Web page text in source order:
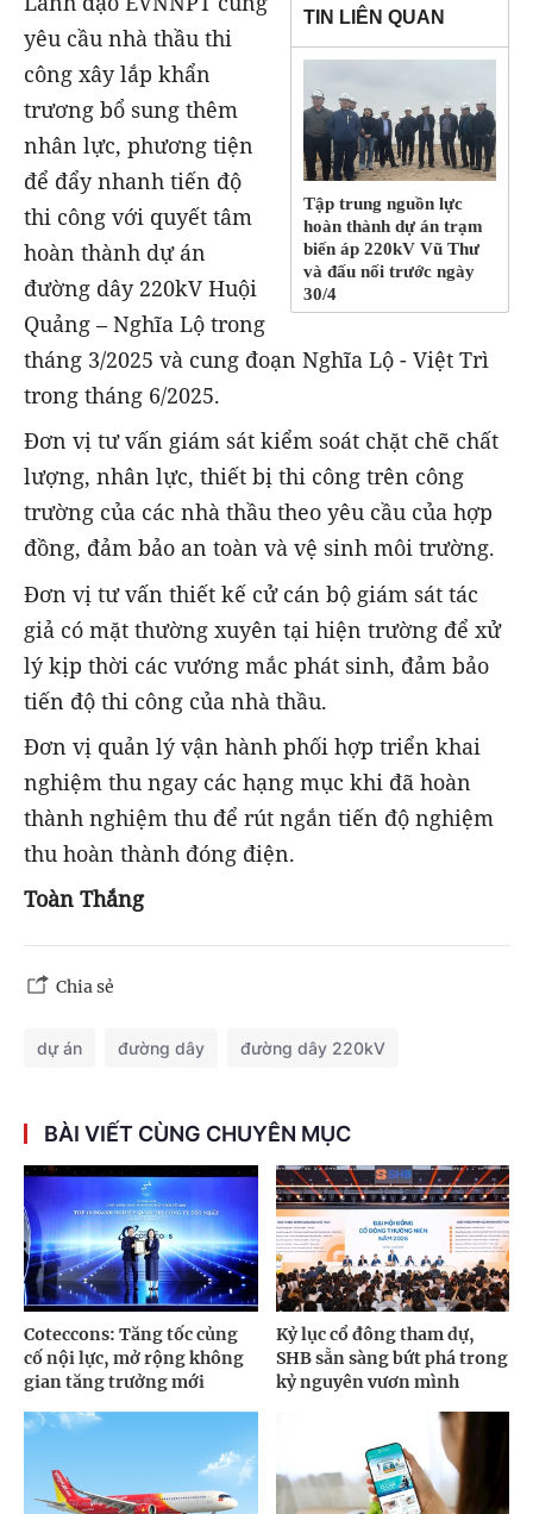
TIN LIÊN QUAN
Tập trung nguồn lực
hoàn thành dự án trạm
biến áp 220kV Vũ Thư
và đấu nối trước ngày
30/4
yêu cầu nhà thầu thi
công xây lắp khẩn
trương bổ sung thêm
nhân lực, phương tiện
để đẩy nhanh tiến độ
thi công với quyết tâm
hoàn thành dự án
đường dây 220kV Huội
Quảng – Nghĩa Lộ trong
tháng 3/2025 và cung đoạn Nghĩa Lộ - Việt Trì
trong tháng 6/2025.
Đơn vị tư vấn giám sát kiểm soát chặt chẽ chất
lượng, nhân lực, thiết bị thi công trên công
trường của các nhà thầu theo yêu cầu của hợp
đồng, đảm bảo an toàn và vệ sinh môi trường.
Đơn vị tư vấn thiết kế cử cán bộ giám sát tác
giả có mặt thường xuyên tại hiện trường để xử
lý kịp thời các vướng mắc phát sinh, đảm bảo
tiến độ thi công của nhà thầu.
Đơn vị quản lý vận hành phối hợp triển khai
nghiệm thu ngay các hạng mục khi đã hoàn
thành nghiệm thu để rút ngắn tiến độ nghiệm
thu hoàn thành đóng điện.
Toàn Thắng
Chia sẻ
dự án đường dây đường dây 220kV
BÀI VIẾT CÙNG CHUYÊN MỤC
Coteccons: Tăng tốc củng
cố nội lực, mở rộng không
gian tăng trưởng mới
Kỷ lục cổ đông tham dự,
SHB sẵn sàng bứt phá trong
kỷ nguyên vươn mình